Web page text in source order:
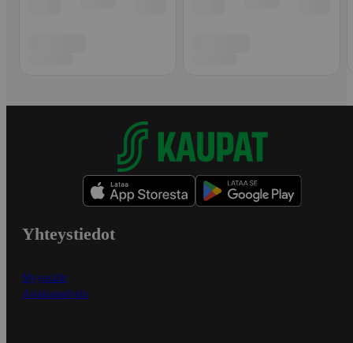
Yhteystiedot
Myymälät
Asiakaspalvelu